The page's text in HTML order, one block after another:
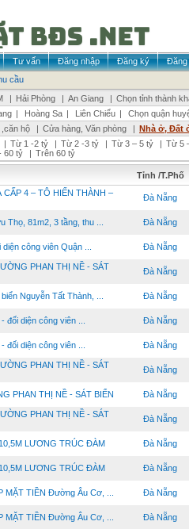
Tư vấn Đăng nhập Đăng ký
Đăng
cầu
| Hải Phòng | An Giang | Chọn tỉnh thành
| Hoàng Sa | Liên Chiểu |
Chọn quận
hộ | Cửa hàng, Văn phòng | Nhà ở, Đất
| Từ 1 -2 tỷ | Từ 2 -3 tỷ | Từ 3 – 5 tỷ | Từ 5
60 tỷ | Trên 60 tỷ
Tỉnh /T.Phố
4 – TÔ HIẾN THÀNH –
Đà Nẵng
Thọ, 81m2, 3 tầng, thu ... Đà Nẵng
công viên Quận ... Đà Nẵng
PHAN THỊ NỀ - SÁT
Đà Nẵng
Nguyễn Tất Thành, ... Đà Nẵng
đối diện công viên ... Đà Nẵng
đối diện công viên ... Đà Nẵng
PHAN THỊ NỀ - SÁT
Đà Nẵng
PHAN THỊ NỀ - SÁT BIỂN Đà Nẵng
PHAN THỊ NỀ - SÁT
Đà Nẵng
LƯƠNG TRÚC ĐÀM Đà Nẵng
LƯƠNG TRÚC ĐÀM Đà Nẵng
TIỀN Đường Âu Cơ, ... Đà Nẵng
TIỀN Đường Âu Cơ, ... Đà Nẵng